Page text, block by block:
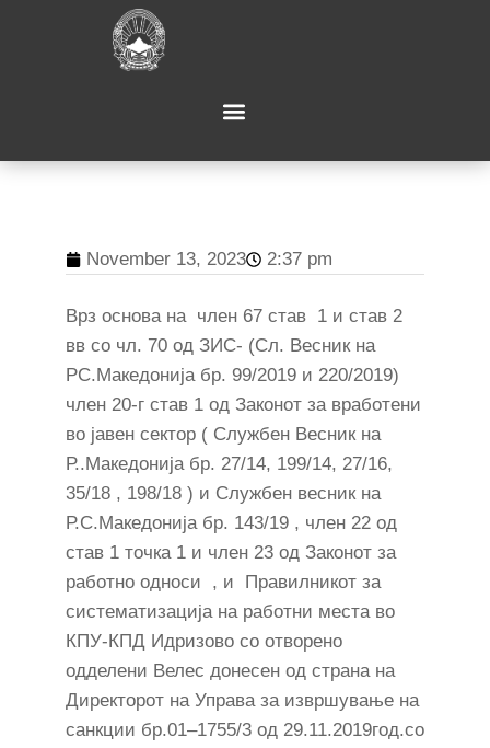
November 13, 2023 2:37 pm
Врз основа на член 67 став 1 и став 2
вв со чл. 70 од ЗИС- (Сл. Весник на
РС.Македонија бр. 99/2019 и 220/2019)
член 20-г став 1 oд Законот за вработени
во јавен сектор ( Службен Весник на
Р..Македонија бр. 27/14, 199/14, 27/16,
35/18 , 198/18 ) и Службен весник на
Р.С.Македонија бр. 143/19 , член 22 од
став 1 точка 1 и член 23 од Законот за
работно односи , и Правилникот за
систематизација на работни места во
КПУ-КПД Идризово со отворено
одделени Велес донесен од страна на
Директорот на Управа за извршување на
санкции бр.01–1755/3 од 29.11.2019год.со